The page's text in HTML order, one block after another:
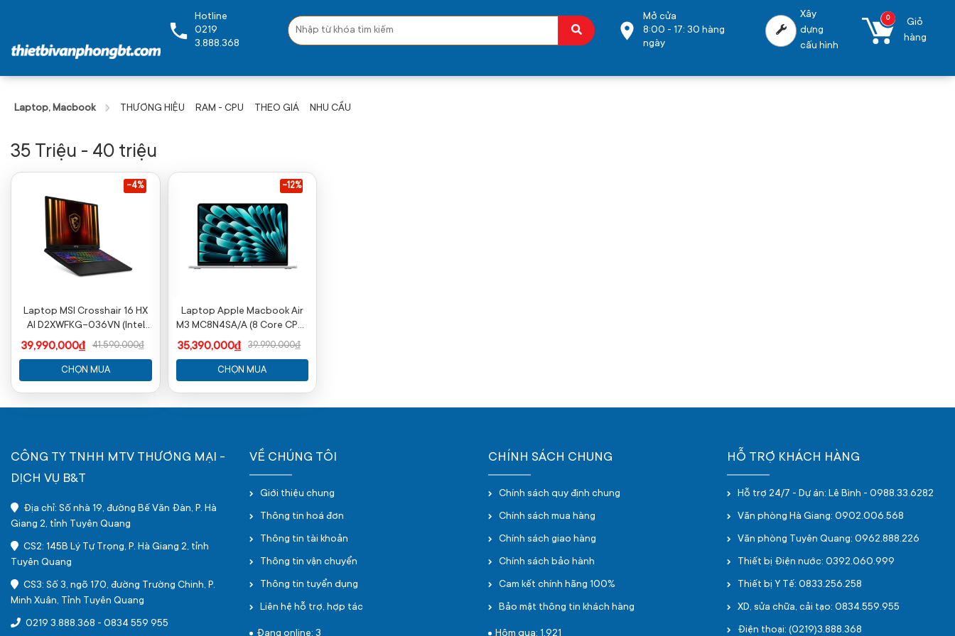
Hotline
0219
3.888.368
Mở cửa
8:00 - 17: 30 hàng
ngày
Xây
dựng
cấu hình
0
Giỏ
hàng
Laptop, Macbook THƯƠNG HIỆU RAM - CPU THEO GIÁ NHU CẦU
35 Triệu - 40 triệu
Laptop MSI Crosshair 16 HX
AI D2XWFKG-036VN (Intel
Core Ultra 7 255HX | RTX
5060 | 16 inch QHD+ 240Hz |
16GB | 1TB | Win 11 | Xám)
39,990,000₫ 41,590,000₫
-4%
CHỌN MUA
Laptop Apple Macbook Air
M3 MC8N4SA/A (8 Core CPU/
10 core GPU/ 24GB/ 512GB/
13.6Inch/ Mac OS/ Silver/ Vỏ
nhôm)
35,390,000₫ 39,990,000₫
-12%
CHỌN MUA
CÔNG TY TNHH MTV THƯƠNG MẠI -
DỊCH VỤ B&T
Địa chỉ: Số nhà 19, đường Bế Văn Đàn, P. Hà
Giang 2, tỉnh Tuyên Quang
CS2: 145B Lý Tự Trọng, P. Hà Giang 2, tỉnh
Tuyên Quang
CS3: Số 3, ngõ 170, đường Trường Chinh, P.
Minh Xuân, Tỉnh Tuyên Quang
0219 3.888.368 - 0834 559 955
VỀ CHÚNG TÔI
Giới thiệu chung
Thông tin hoá đơn
Thông tin tài khoản
Thông tin vận chuyển
Thông tin tuyển dụng
Liên hệ hỗ trợ, hợp tác
CHÍNH SÁCH CHUNG
Chính sách quy định chung
Chính sách mua hàng
Chính sách giao hàng
Chính sách bảo hành
Cam kết chính hãng 100%
Bảo mật thông tin khách hàng
HỖ TRỢ KHÁCH HÀNG
Hỗ trợ 24/7 - Dự án: Lê Bình - 0988.33.6282
Văn phòng Hà Giang: 0902.006.568
Văn phòng Tuyên Quang: 0962.888.226
Thiết bị Điện nước: 0392.060.999
Thiết bị Y Tế: 0833.256.258
XD, sửa chữa, cải tạo: 0834.559.955
Điện thoại: (0219)3.888.368